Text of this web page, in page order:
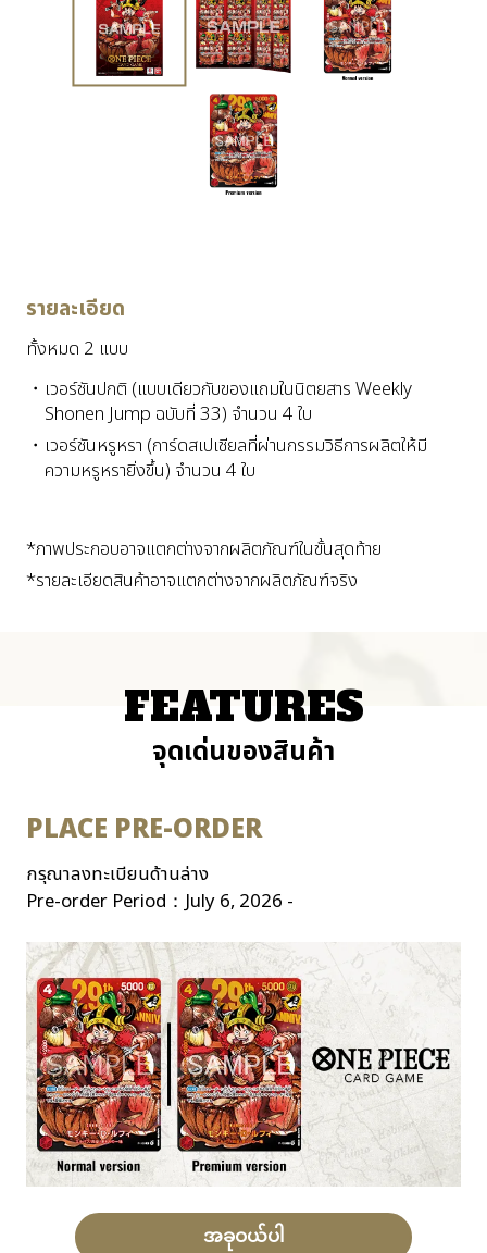
รายละเอียด
ทั้งหมด 2 แบบ
・เวอร์ชันปกติ (แบบเดียวกับของแถมในนิตยสาร Weekly
Shonen Jump ฉบับที่ 33) จำนวน 4 ใบ
・เวอร์ชันหรูหรา (การ์ดสเปเชียลที่ผ่านกรรมวิธีการผลิตให้มี
ความหรูหรายิ่งขึ้น) จำนวน 4 ใบ
*ภาพประกอบอาจแตกต่างจากผลิตภัณฑ์ในขั้นสุดท้าย
*รายละเอียดสินค้าอาจแตกต่างจากผลิตภัณฑ์จริง
FEATURES
จุดเด่นของสินค้า
PLACE PRE-ORDER
กรุณาลงทะเบียนด้านล่าง
Pre-order Period：July 6, 2026 -
အခုဝယ်ပါ